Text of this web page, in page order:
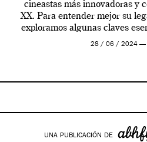
cineastas más innovadoras y
XX. Para entender mejor su
exploramos algunas claves
de entender la vida, el cine y
28 / 06 / 2024 —
UNA PUBLICACIÓN DE